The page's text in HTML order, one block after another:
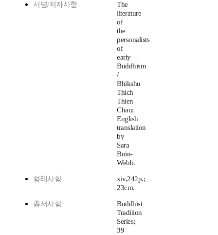
서명/저자사항
The
literature
of
the
personalists
of
early
Buddhism
/
Bhikshu
Thich
Thien
Chau;
English
translation
by
Sara
Boin-
Webb.
형태사항
xiv,242p.;
23cm.
총서사항
Buddhist
Tradition
Series;
39